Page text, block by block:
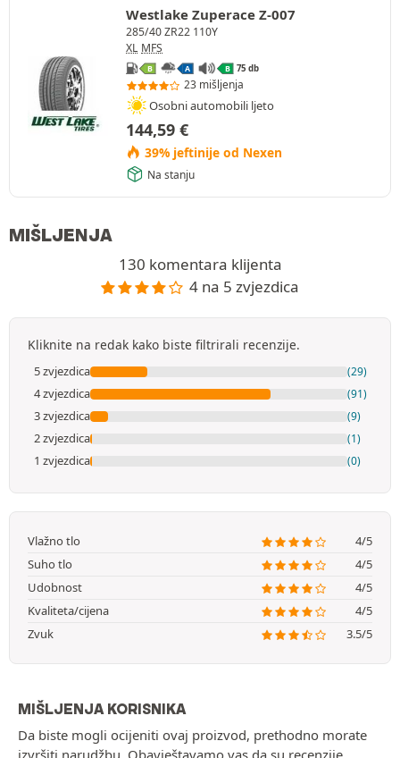
Westlake Zuperace Z-007
285/40 ZR22 110Y
XL MFS
B A B 75 db
23 mišljenja
Osobni automobili ljeto
144,59 €
39% jeftinije od Nexen
Na stanju
MIŠLJENJA
130 komentara klijenta
4 na 5 zvjezdica
Kliknite na redak kako biste filtrirali recenzije.
5 zvjezdica (29)
4 zvjezdica (91)
3 zvjezdica (9)
2 zvjezdica (1)
1 zvjezdica (0)
Vlažno tlo
4/5
Suho tlo
4/5
Udobnost
4/5
Kvaliteta/cijena
4/5
Zvuk
3.5/5
MIŠLJENJA KORISNIKA
Da biste mogli ocijeniti ovaj proizvod, prethodno morate